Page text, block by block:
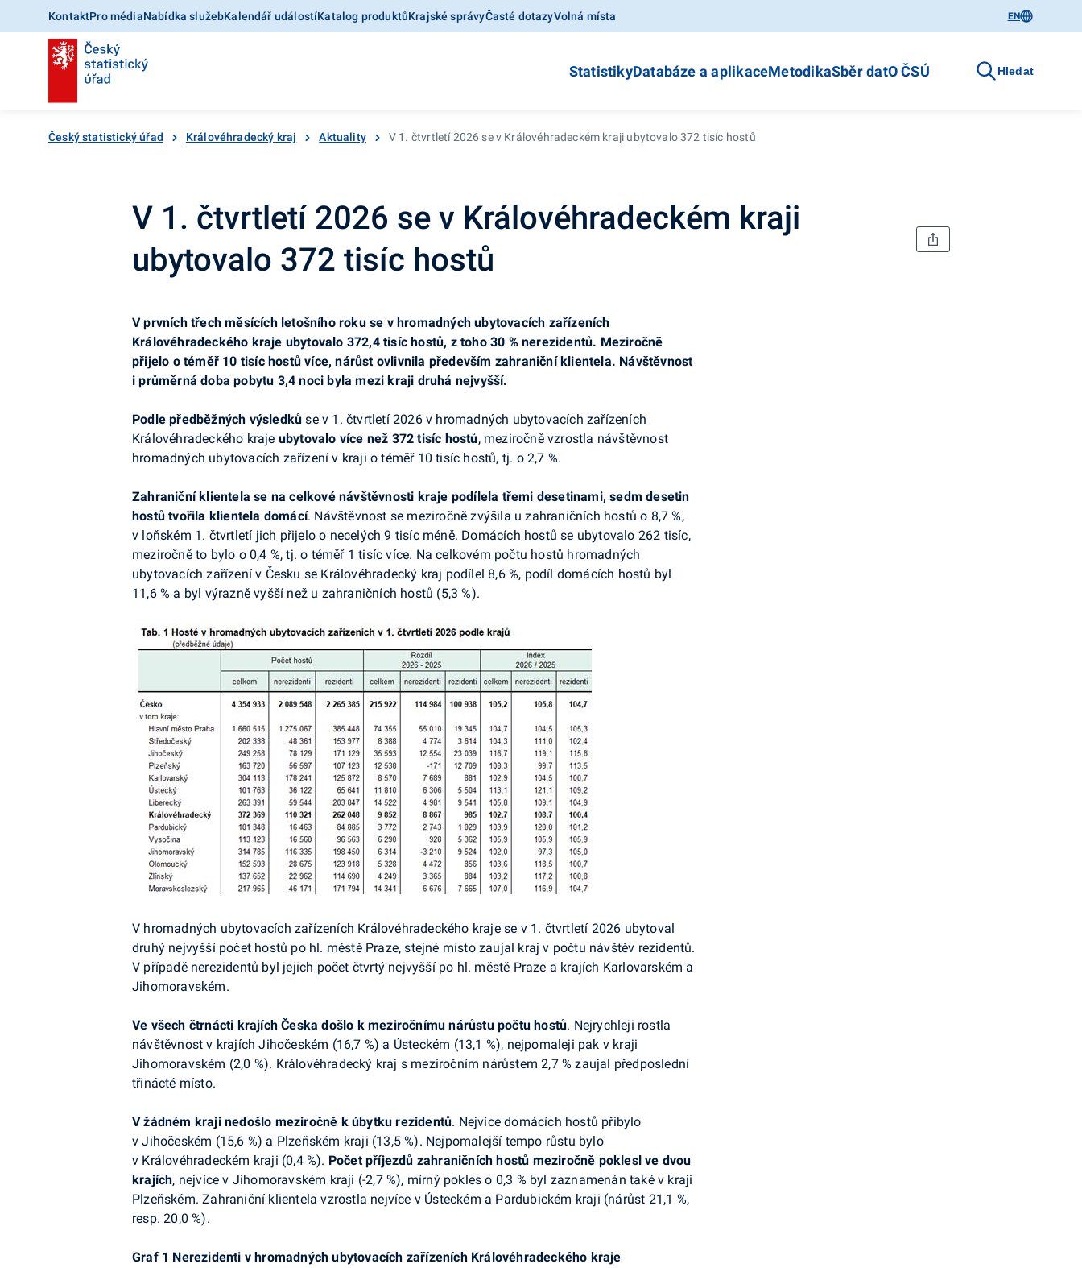
KontaktPro médiaNabídka služebKalendář událostíKatalog produktůKrajské správyČasté dotazyVolná místa EN
StatistikyDatabáze a aplikaceMetodikaSběr datO ČSÚ Hledat
Český statistický úřad Královéhradecký kraj Aktuality V 1. čtvrtletí 2026 se v Královéhradeckém kraji ubytovalo 372 tisíc hostů
V 1. čtvrtletí 2026 se v Královéhradeckém kraji
ubytovalo 372 tisíc hostů
V prvních třech měsících letošního roku se v hromadných ubytovacích zařízeních
Královéhradeckého kraje ubytovalo 372,4 tisíc hostů, z toho 30 % nerezidentů. Meziročně
přijelo o téměř 10 tisíc hostů více, nárůst ovlivnila především zahraniční klientela. Návštěvnost
i průměrná doba pobytu 3,4 noci byla mezi kraji druhá nejvyšší.
Podle předběžných výsledkůse v 1. čtvrtletí 2026 v hromadných ubytovacích zařízeních
Královéhradeckého kraje ubytovalo více než 372 tisíc hostů, meziročně vzrostla návštěvnost
hromadných ubytovacích zařízení v kraji o téměř 10 tisíc hostů, tj. o 2,7 %.
Zahraniční klientela se na celkové návštěvnosti kraje podílela třemi desetinami, sedm desetin
hostů tvořila klientela domácí. Návštěvnost se meziročně zvýšila u zahraničních hostů o 8,7 %,
v loňském 1. čtvrtletí jich přijelo o necelých 9 tisíc méně. Domácích hostů se ubytovalo 262 tisíc,
meziročně to bylo o 0,4 %, tj. o téměř 1 tisíc více. Na celkovém počtu hostů hromadných
ubytovacích zařízení v Česku se Královéhradecký kraj podílel 8,6 %, podíl domácích hostů byl
11,6 % a byl výrazně vyšší než u zahraničních hostů (5,3 %).
V hromadných ubytovacích zařízeních Královéhradeckého kraje se v 1. čtvrtletí 2026 ubytoval
druhý nejvyšší počet hostů po hl. městě Praze, stejné místo zaujal kraj v počtu návštěv rezidentů.
V případě nerezidentů byl jejich počet čtvrtý nejvyšší po hl. městě Praze a krajích Karlovarském a
Jihomoravském.
Ve všech čtrnácti krajích Česka došlo k meziročnímu nárůstu počtu hostů. Nejrychleji rostla
návštěvnost v krajích Jihočeském (16,7 %) a Ústeckém (13,1 %), nejpomaleji pak v kraji
Jihomoravském (2,0 %). Královéhradecký kraj s meziročním nárůstem 2,7 % zaujal předposlední
třinácté místo.
V žádném kraji nedošlo meziročně k úbytku rezidentů. Nejvíce domácích hostů přibylo
v Jihočeském (15,6 %) a Plzeňském kraji (13,5 %). Nejpomalejší tempo růstu bylo
v Královéhradeckém kraji (0,4 %). Počet příjezdů zahraničních hostů meziročně poklesl ve dvou
krajích, nejvíce v Jihomoravském kraji (-2,7 %), mírný pokles o 0,3 % byl zaznamenán také v kraji
Plzeňském. Zahraniční klientela vzrostla nejvíce v Ústeckém a Pardubickém kraji (nárůst 21,1 %,
resp. 20,0 %).
Graf 1 Nerezidenti v hromadných ubytovacích zařízeních Královéhradeckého kraje